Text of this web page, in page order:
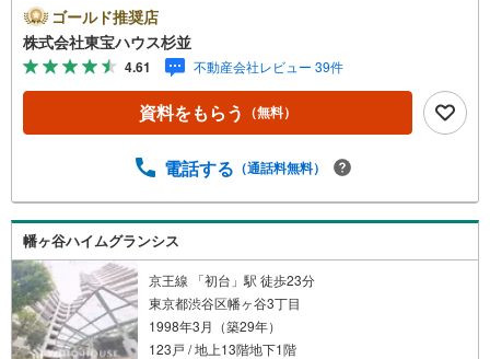
「未来カレンダー」のご提案。・ 未来に起こるであろうご
自宅リフォームをオンライン上でご提案「ミラカレクラ
ブ」。・ 不動産売却時、ご自宅を綺麗にかつ瀟洒にさせる
CG加工ホームステイジングサービス。・ 購入者様へ、税
理士による確定申告の無料セミナーをご招待いたします。
◆ご予約に際して◆日時のご希望をお伝えください。（も
（居住中物件）の手配が必要な場合がございますのでご容
案内が可能となりますのでお手数ですがご一報ください。
◆物件のご案内は◆弊社へのご来社、お客様宅へのお迎
え・最寄駅での待ち合わせ、物件周辺のコンビニ等でお待
ち合わせなど、ご希望をお伝えください。ご希望条件をお
伝え頂けましたら、ご見学希望物件以外の資料も用意して
参ります。もちろん他の物件も併せてご案内させていただ
きます
ゴールド推奨店
株式会社東宝ハウス杉並
4.61 不動産会社レビュー 39件
資料をもらう （無料）
電話する （通話料無料）
幡ヶ谷ハイムグランシス
京王線 「初台」駅 徒歩23分
東京都渋谷区幡ヶ谷3丁目
1998年3月（築29年）
123戸 / 地上13階地下1階